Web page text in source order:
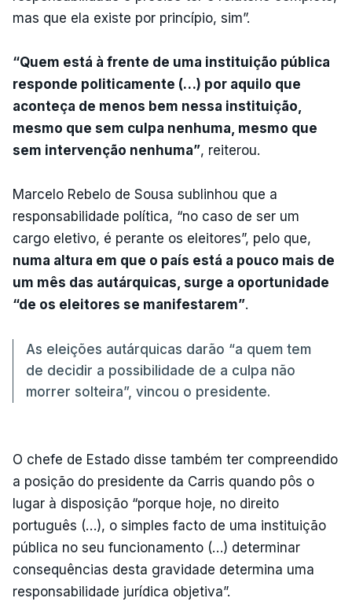
mas que ela existe por princípio, sim”.
“Quem está à frente de uma instituição pública
responde politicamente (…) por aquilo que
aconteça de menos bem nessa instituição,
mesmo que sem culpa nenhuma, mesmo que
sem intervenção nenhuma”, reiterou.
Marcelo Rebelo de Sousa sublinhou que a
responsabilidade política, “no caso de ser um
cargo eletivo, é perante os eleitores”, pelo que,
numa altura em que o país está a pouco mais de
um mês das autárquicas, surge a oportunidade
“de os eleitores se manifestarem”.
As eleições autárquicas darão “a quem tem
de decidir a possibilidade de a culpa não
morrer solteira”, vincou o presidente.
O chefe de Estado disse também ter compreendido
a posição do presidente da Carris quando pôs o
lugar à disposição “porque hoje, no direito
português (…), o simples facto de uma instituição
pública no seu funcionamento (…) determinar
consequências desta gravidade determina uma
responsabilidade jurídica objetiva”.